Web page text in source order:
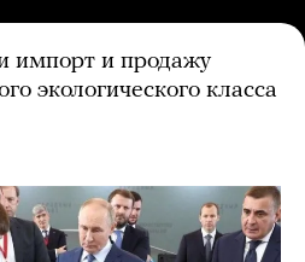
импорт и продажу
экологического класса